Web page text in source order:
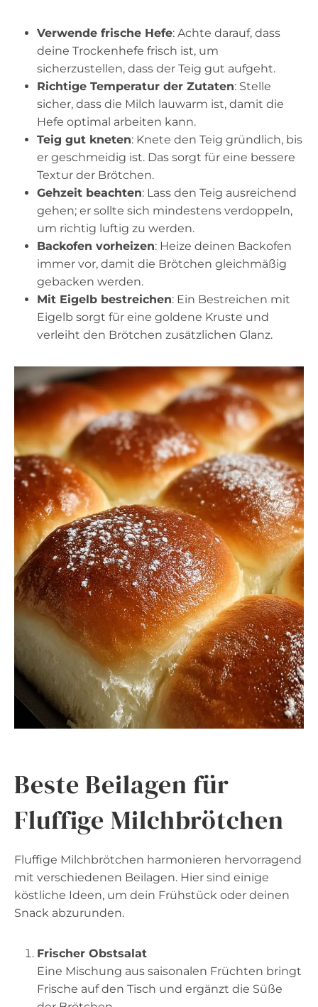
Verwende frische Hefe: Achte darauf, dass
deine Trockenhefe frisch ist, um
sicherzustellen, dass der Teig gut aufgeht.
Richtige Temperatur der Zutaten: Stelle
sicher, dass die Milch lauwarm ist, damit die
Hefe optimal arbeiten kann.
Teig gut kneten: Knete den Teig gründlich, bis
er geschmeidig ist. Das sorgt für eine bessere
Textur der Brötchen.
Gehzeit beachten: Lass den Teig ausreichend
gehen; er sollte sich mindestens verdoppeln,
um richtig luftig zu werden.
Backofen vorheizen: Heize deinen Backofen
immer vor, damit die Brötchen gleichmäßig
gebacken werden.
Mit Eigelb bestreichen: Ein Bestreichen mit
Eigelb sorgt für eine goldene Kruste und
verleiht den Brötchen zusätzlichen Glanz.
Beste Beilagen für
Fluffige Milchbrötchen
Fluffige Milchbrötchen harmonieren hervorragend
mit verschiedenen Beilagen. Hier sind einige
köstliche Ideen, um dein Frühstück oder deinen
Snack abzurunden.
Frischer Obstsalat
Eine Mischung aus saisonalen Früchten bringt
Frische auf den Tisch und ergänzt die Süße